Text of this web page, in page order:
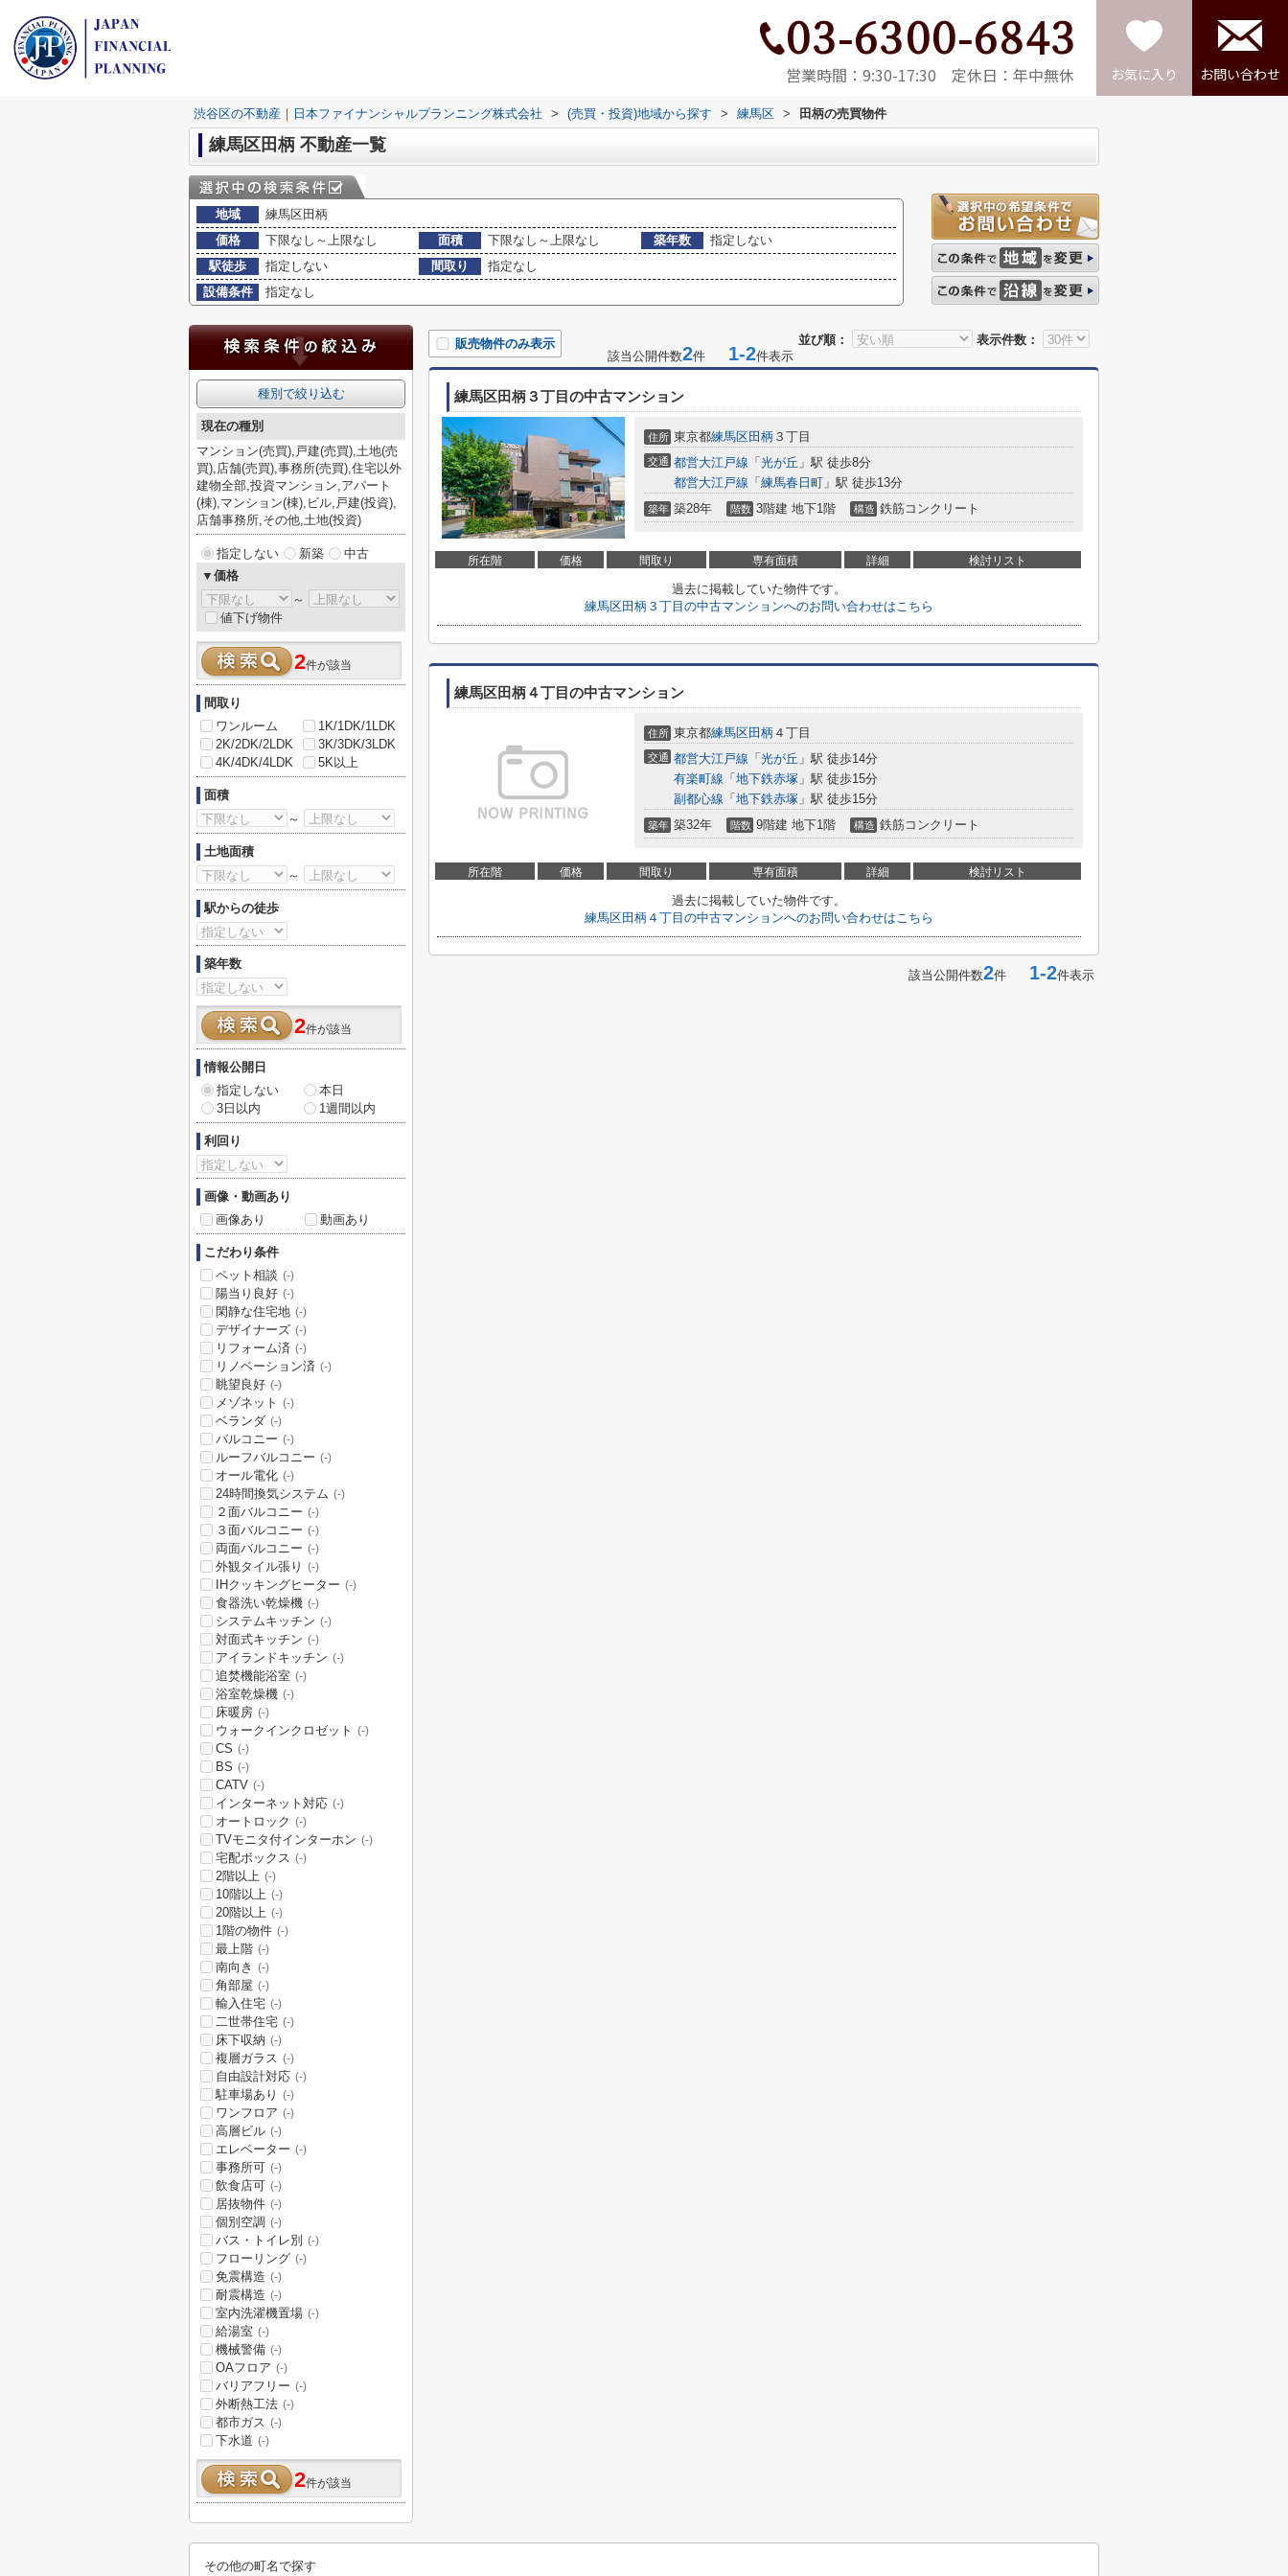
03-6300-6843
営業時間：9:30-17:30 定休日：年中無休 お気に入り お問い合わせ
渋谷区の不動産｜日本ファイナンシャルプランニング株式会社 > (売買・投資)地域から探す > 練馬区 > 田柄の売買物件
練馬区田柄 不動産一覧
地域
練馬区田柄
価格
下限なし～上限なし 面積 下限なし～上限なし 築年数
指定しない
駅徒歩
指定しない 間取り
指定なし
設備条件
指定なし
並び順： 表示件数：
販売物件のみ表示
該当公開件数2件 1-2件表示
練馬区田柄３丁目の中古マンション
住所 東京都練馬区田柄 ３丁目
交通 都営大江戸線 「 光が丘 」駅 徒歩8分
都営大江戸線 「 練馬春日町 」駅 徒歩13分
築年 築28年 階数 3階建 地下1階 構造 鉄筋コンクリート
所在階 価格 間取り 専有面積 詳細 検討リスト
過去に掲載していた物件です。
練馬区田柄３丁目の中古マンションへのお問い合わせはこちら
練馬区田柄４丁目の中古マンション
住所 東京都練馬区田柄 ４丁目
交通 都営大江戸線 「 光が丘 」駅 徒歩14分
有楽町線 「 地下鉄赤塚 」駅 徒歩15分
副都心線 「 地下鉄赤塚 」駅 徒歩15分
築年 築32年 階数 9階建 地下1階 構造 鉄筋コンクリート
所在階 価格 間取り 専有面積 詳細 検討リスト
過去に掲載していた物件です。
練馬区田柄４丁目の中古マンションへのお問い合わせはこちら
該当公開件数2件 1-2件表示
種別で絞り込む
現在の種別
マンション(売買),戸建(売買),土地(売
買),店舗(売買),事務所(売買),住宅以外
建物全部,投資マンション,アパート
(棟),マンション(棟),ビル,戸建(投資),
店舗事務所,その他,土地(投資)
指定しない 新築
中古
▼価格
～
値下げ物件
2件が該当
間取り
ワンルーム
1K/1DK/1LDK
2K/2DK/2LDK
3K/3DK/3LDK
4K/4DK/4LDK
5K以上
面積
～
土地面積
～
駅からの徒歩
築年数
2件が該当
情報公開日
指定しない
本日
3日以内
1週間以内
利回り
画像・動画あり
画像あり
動画あり
こだわり条件
ペット相談 (-)
陽当り良好 (-)
閑静な住宅地 (-)
デザイナーズ (-)
リフォーム済 (-)
リノベーション済 (-)
眺望良好 (-)
メゾネット (-)
ベランダ (-)
バルコニー (-)
ルーフバルコニー (-)
オール電化 (-)
24時間換気システム (-)
２面バルコニー (-)
３面バルコニー (-)
両面バルコニー (-)
外観タイル張り (-)
IHクッキングヒーター (-)
食器洗い乾燥機 (-)
システムキッチン (-)
対面式キッチン (-)
アイランドキッチン (-)
追焚機能浴室 (-)
浴室乾燥機 (-)
床暖房 (-)
ウォークインクロゼット (-)
CS (-)
BS (-)
CATV (-)
インターネット対応 (-)
オートロック (-)
TVモニタ付インターホン (-)
宅配ボックス (-)
2階以上 (-)
10階以上 (-)
20階以上 (-)
1階の物件 (-)
最上階 (-)
南向き (-)
角部屋 (-)
輸入住宅 (-)
二世帯住宅 (-)
床下収納 (-)
複層ガラス (-)
自由設計対応 (-)
駐車場あり (-)
ワンフロア (-)
高層ビル (-)
エレベーター (-)
事務所可 (-)
飲食店可 (-)
居抜物件 (-)
個別空調 (-)
バス・トイレ別 (-)
フローリング (-)
免震構造 (-)
耐震構造 (-)
室内洗濯機置場 (-)
給湯室 (-)
機械警備 (-)
OAフロア (-)
バリアフリー (-)
外断熱工法 (-)
都市ガス (-)
下水道 (-)
2件が該当
その他の町名で探す